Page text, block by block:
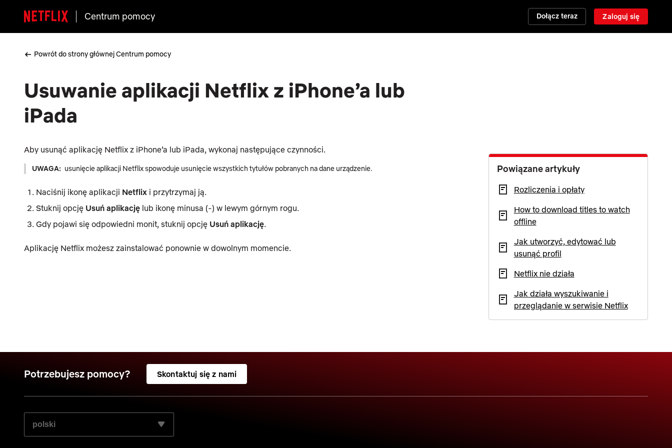
Centrum pomocy Dołącz teraz Zaloguj się
Powrót do strony głównej Centrum pomocy
Usuwanie aplikacji Netflix z iPhone’a lub
iPada
Aby usunąć aplikację Netflix z iPhone’a lub iPada, wykonaj następujące czynności.
UWAGA: usunięcie aplikacji Netflix spowoduje usunięcie wszystkich tytułów pobranych na dane urządzenie.
Naciśnij ikonę aplikacji Netflix i przytrzymaj ją.
Stuknij opcję Usuń aplikację lub ikonę minusa (-) w lewym górnym rogu.
Gdy pojawi się odpowiedni monit, stuknij opcję Usuń aplikację.
Aplikację Netflix możesz zainstalować ponownie w dowolnym momencie.
Powiązane artykuły
Rozliczenia i opłaty
How to download titles to watch
offline
Jak utworzyć, edytować lub
usunąć profil
Netflix nie działa
Jak działa wyszukiwanie i
przeglądanie w serwisie Netflix
Potrzebujesz pomocy? Skontaktuj się z nami
WYBIERZ PREFEROWANY JĘZYK: